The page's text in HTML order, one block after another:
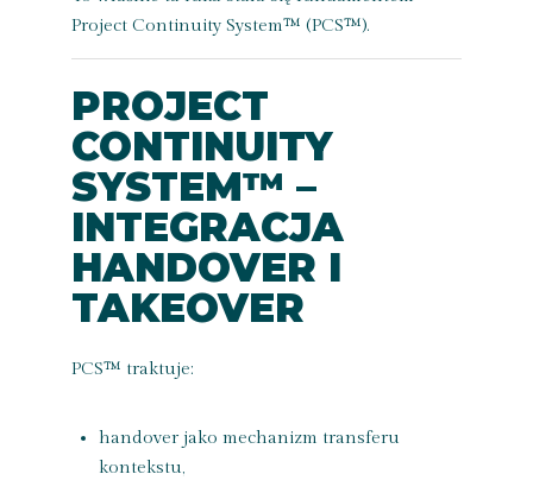
Project Continuity System™ (PCS™).
PROJECT
CONTINUITY
SYSTEM™ –
INTEGRACJA
HANDOVER I
TAKEOVER
PCS™ traktuje:
handover jako mechanizm transferu
kontekstu,